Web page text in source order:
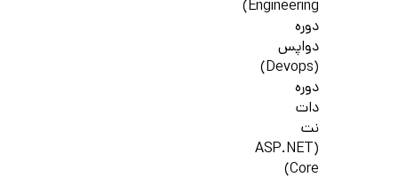
Engineering)
دوره
دواپس
(Devops)
دوره
دات
نت
(ASP.NET
Core)